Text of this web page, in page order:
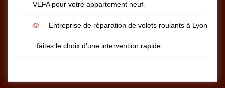
VEFA pour votre appartement neuf
Entreprise de réparation de volets roulants à Lyon
: faites le choix d’une intervention rapide